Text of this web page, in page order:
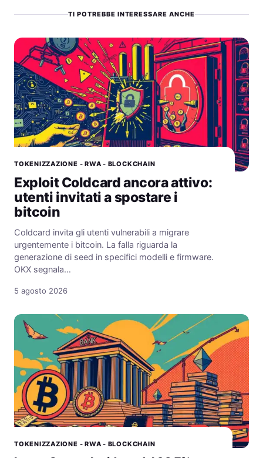
TI POTREBBE INTERESSARE ANCHE
TOKENIZZAZIONE - RWA - BLOCKCHAIN
Exploit Coldcard ancora attivo:
utenti invitati a spostare i
bitcoin
Coldcard invita gli utenti vulnerabili a migrare
urgentemente i bitcoin. La falla riguarda la
generazione di seed in specifici modelli e firmware.
OKX segnala…
5 agosto 2026
TOKENIZZAZIONE - RWA - BLOCKCHAIN